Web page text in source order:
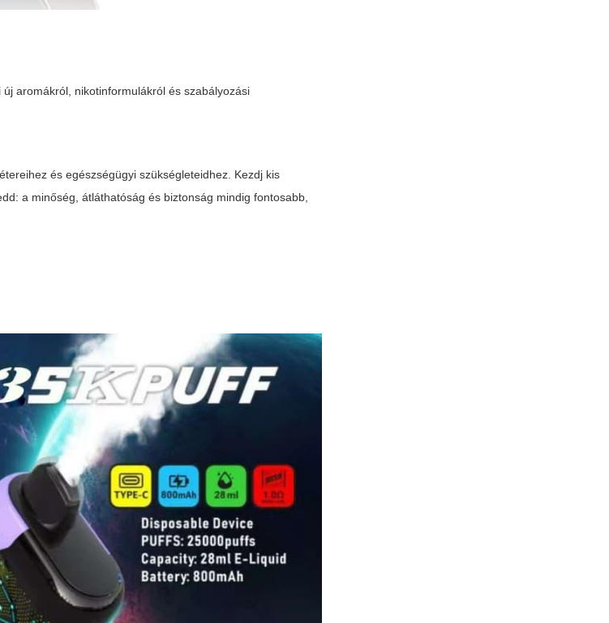
aromákról, nikotinformulákról és szabályozási
és egészségügyi szükségleteidhez. Kezdj kis
a minőség, átláthatóság és biztonság mindig fontosabb,